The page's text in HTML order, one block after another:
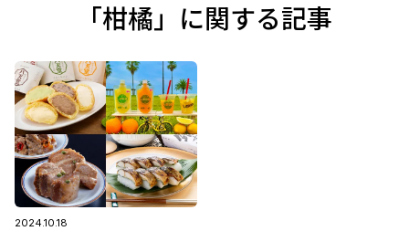
「柑橘」に関する記事
2024.10.18